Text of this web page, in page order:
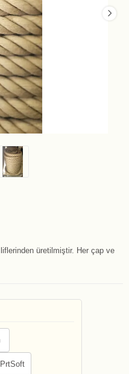
üretilmiştir. Her çap ve